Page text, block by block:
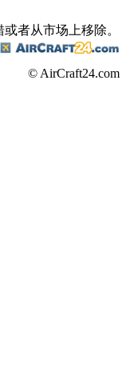
者从市场上移除。
© AirCraft24.com